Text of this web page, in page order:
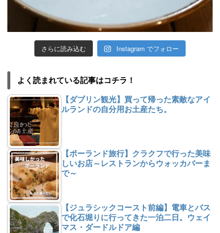
さらに読み込む Instagram でフォロー
よく読まれている記事はコチラ！
【ダブリン観光】買って帰った素敵なアイ
ルランドの自分用お土産たち。
【ポーランド旅行】クラクフで行った美味
しいお店～レストランからウォッカバーま
で～
【ジュラシックコースト前編】電車とバス
で化石堀りに行ってきた一泊二日。ウェイ
マス・ダードルドア編